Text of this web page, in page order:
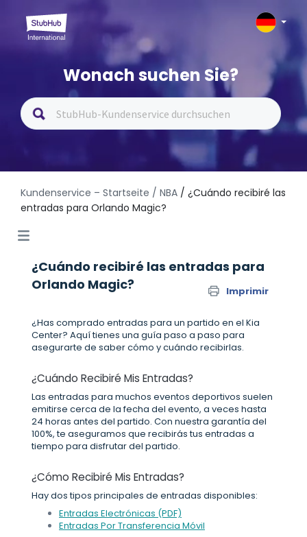
Wonach suchen Sie?
Kundenservice – Startseite / NBA / ¿Cuándo recibiré las
entradas para Orlando Magic?
¿Cuándo recibiré las entradas para
Orlando Magic?
Imprimir
¿Has comprado entradas para un partido en el Kia
Center? Aquí tienes una guía paso a paso para
asegurarte de saber cómo y cuándo recibirlas.
¿Cuándo Recibiré Mis Entradas?
Las entradas para muchos eventos deportivos suelen
emitirse cerca de la fecha del evento, a veces hasta
24 horas antes del partido. Con nuestra garantía del
100%, te aseguramos que recibirás tus entradas a
tiempo para disfrutar del partido.
¿Cómo Recibiré Mis Entradas?
Hay dos tipos principales de entradas disponibles:
Entradas Electrónicas (PDF)
Entradas Por Transferencia Móvil